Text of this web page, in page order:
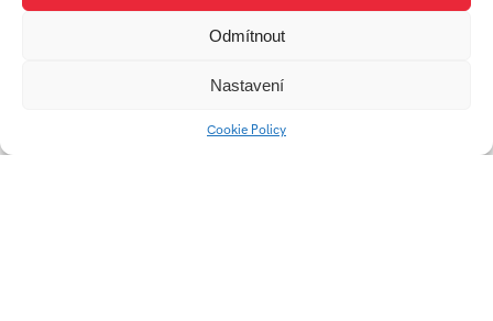
Odmítnout
Nastavení
Cookie Policy
OBYTNÝ VČELÍN